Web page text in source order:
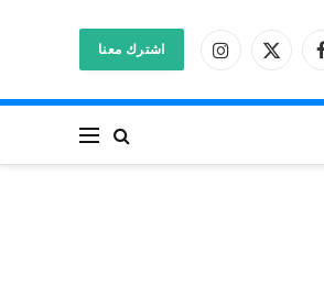
فيسبوكX
الانستغراماشترك معنا